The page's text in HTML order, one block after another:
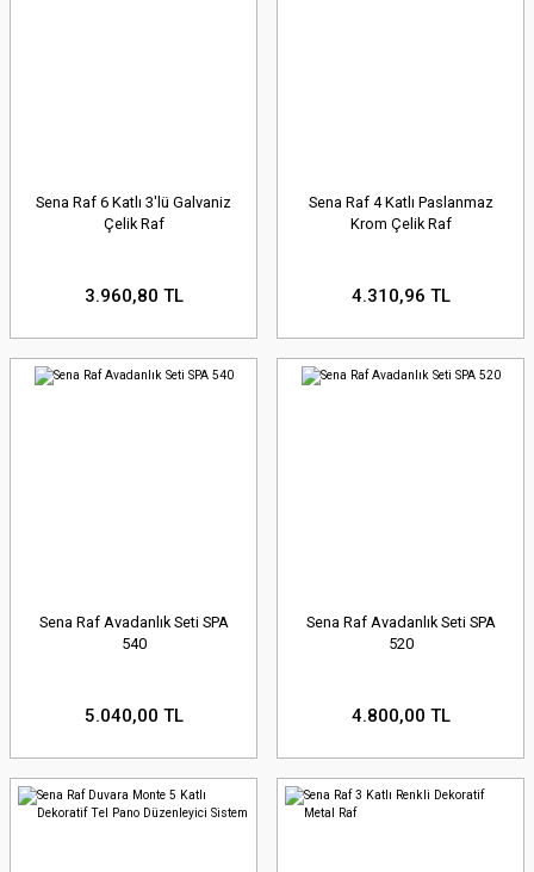
Sena Raf 6 Katlı 3'lü Galvaniz
Çelik Raf
3.960,80 TL
Sena Raf 4 Katlı Paslanmaz
Krom Çelik Raf
4.310,96 TL
Sena Raf Avadanlık Seti SPA
540
5.040,00 TL
Sena Raf Avadanlık Seti SPA
520
4.800,00 TL